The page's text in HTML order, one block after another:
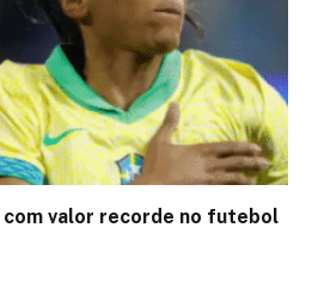
com valor recorde no futebol